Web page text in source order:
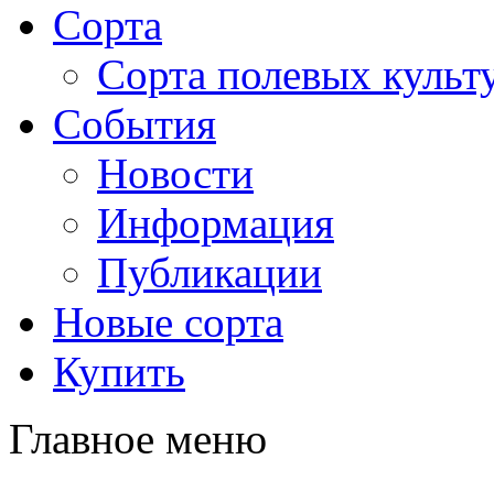
Сорта
Сорта полевых
События
Новости
Информация
Публикации
Новые сорта
Купить
Главное меню